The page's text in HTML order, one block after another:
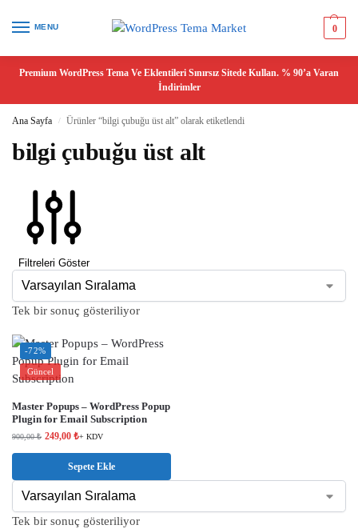
MENU 0
Premium WordPress Tema Ve Eklentileri Sınırsız Sitede Kullan. % 90’a Varan
İndirimler
Ana Sayfa / Ürünler “bilgi çubuğu üst alt” olarak etiketlendi
bilgi çubuğu üst alt
Filtreleri Göster
Tek bir sonuç gösteriliyor
-72%
Güncel
Master Popups – WordPress Popup
Plugin for Email Subscription
900,00₺ 249,00 ₺+ KDV
Sepete Ekle
Tek bir sonuç gösteriliyor